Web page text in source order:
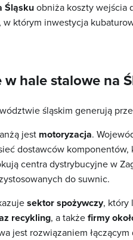
Śląskuobniża koszty wejścia
w którym inwestycja
hale stalowe na
śląskim generują
jest motoryzacja.
dostawców
centra dystrybucyjne w
do suwnic.
sektor spożywczy, który
recykling, a takżefirmy
jest rozwiązaniem